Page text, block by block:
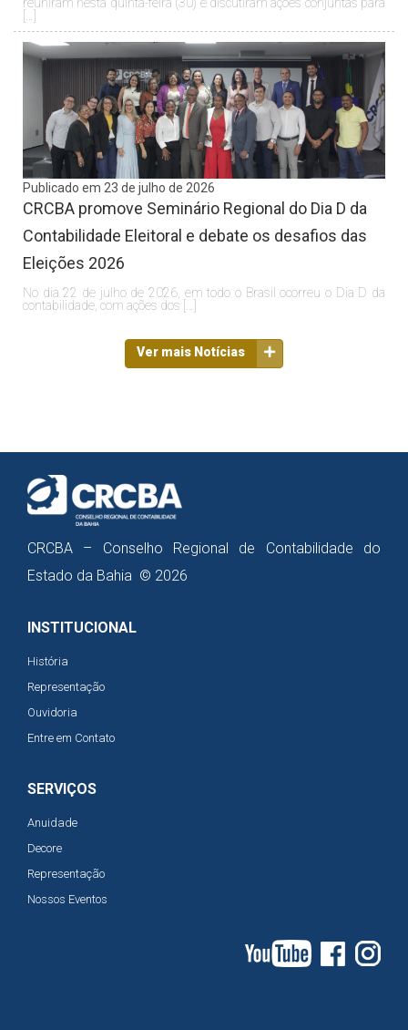
Publicado em 23 de julho de 2026
CRCBA promove Seminário Regional do Dia D da
Contabilidade Eleitoral e debate os desafios das
Eleições 2026
No dia 22 de julho de 2026, em todo o Brasil ocorreu o Dia D da
contabilidade, com ações dos […]
Ver mais Notícias
CRCBA – Conselho Regional de Contabilidade do
Estado da Bahia © 2026
INSTITUCIONAL
História
Representação
Ouvidoria
Entre em Contato
SERVIÇOS
Anuidade
Decore
Representação
Nossos Eventos